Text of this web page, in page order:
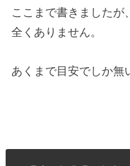
ここまで書きましたが
全くありません。
あくまで目安でしか無